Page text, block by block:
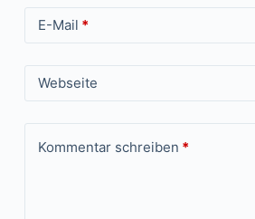
E-Mail *
Webseite
Kommentar schreiben *